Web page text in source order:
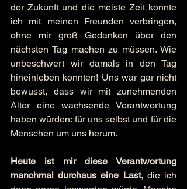
der Zukunft und die meiste Zeit konnte
ich mit meinen Freunden verbringen,
ohne mir groß Gedanken über den
nächsten Tag machen zu müssen. Wie
unbeschwert wir damals in den Tag
hineinleben konnten! Uns war gar nicht
bewusst, dass wir mit zunehmenden
Alter eine wachsende Verantwortung
haben würden: für uns selbst und für die
Menschen um uns herum.
Heute ist mir diese Verantwortung
manchmal durchaus eine Last, die ich